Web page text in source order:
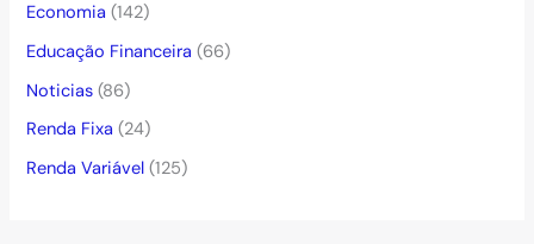
Economia (142)
Educação Financeira (66)
Noticias (86)
Renda Fixa (24)
Renda Variável (125)